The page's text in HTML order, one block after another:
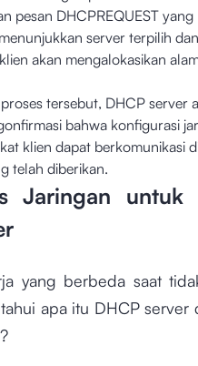
pesan DHCPREQUEST
server terpilih
akan mengalokasikan
tersebut, DHCP server
bahwa konfigurasi
klien dapat berkomunikasi
telah diberikan.
Jaringan untuk
yang berbeda saat
apa itu DHCP server